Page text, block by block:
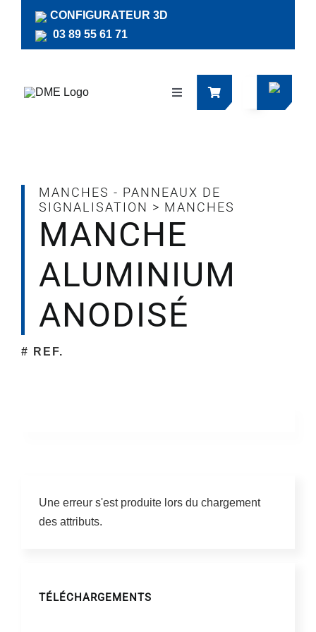
contenu
CONFIGURATEUR 3D
03 89 55 61 71
Navigation
Documentations
Société
MANCHES - PANNEAUX DE
SIGNALISATION > MANCHES
MANCHE
ALUMINIUM
ANODISÉ
# REF.
Une erreur s'est produite lors du chargement
des attributs.
TÉLÉCHARGEMENTS